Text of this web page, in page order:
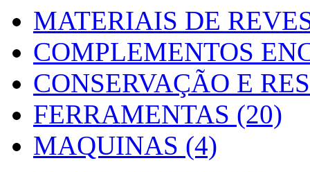
MATERIAIS DE
COMPLEMENTOS
CONSERVAÇÃO E
FERRAMENTAS (20)
MAQUINAS (4)